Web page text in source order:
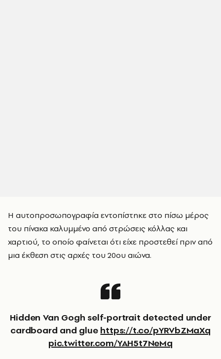
Η αυτοπροσωπογραφία εντοπίστηκε στο πίσω μέρος
του πίνακα καλυμμένο από στρώσεις κόλλας και
χαρτιού, το οποίο φαίνεται ότι είχε προστεθεί πριν από
μια έκθεση στις αρχές του 20ου αιώνα.
Hidden Van Gogh self-portrait detected under
cardboard and glue https://t.co/pYRVbZMaXq
pic.twitter.com/YAH5t7NeMq